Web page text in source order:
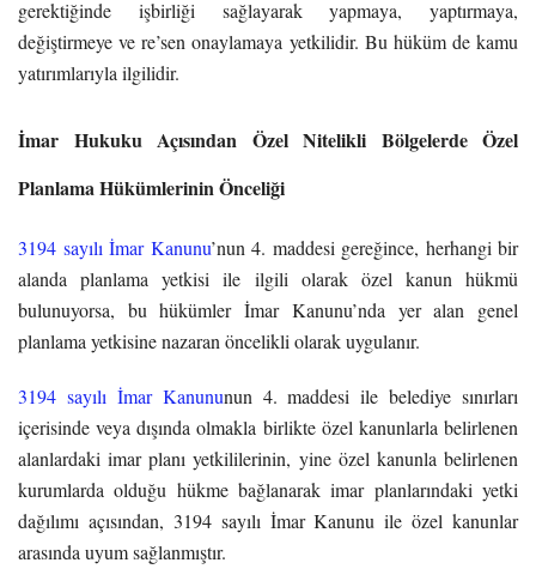
gerektiğinde işbirliği sağlayarak yapmaya, yaptırmaya,
değiştirmeye ve re’sen onaylamaya yetkilidir. Bu hüküm de kamu
yatırımlarıyla ilgilidir.
İmar Hukuku Açısından Özel Nitelikli Bölgelerde Özel
Planlama Hükümlerinin Önceliği
3194 sayılı İmar Kanunu’nun 4. maddesi gereğince, herhangi bir
alanda planlama yetkisi ile ilgili olarak özel kanun hükmü
bulunuyorsa, bu hükümler İmar Kanunu’nda yer alan genel
planlama yetkisine nazaran öncelikli olarak uygulanır.
3194 sayılı İmar Kanununun 4. maddesi ile belediye sınırları
içerisinde veya dışında olmakla birlikte özel kanunlarla belirlenen
alanlardaki imar planı yetkililerinin, yine özel kanunla belirlenen
kurumlarda olduğu hükme bağlanarak imar planlarındaki yetki
dağılımı açısından, 3194 sayılı İmar Kanunu ile özel kanunlar
arasında uyum sağlanmıştır.